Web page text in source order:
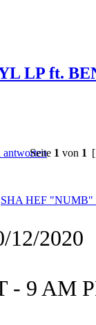
LP ft.
Seite 1 von 1
SHA HEF "NUMB"
12/2020
- 9 AM